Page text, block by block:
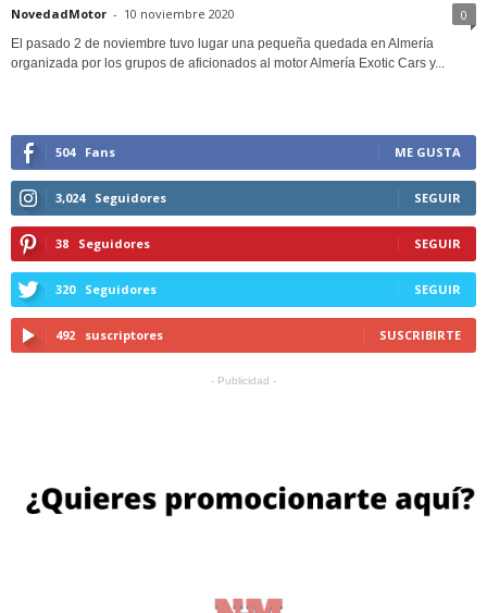
NovedadMotor - 10 noviembre 2020 0
El pasado 2 de noviembre tuvo lugar una pequeña quedada en Almería
organizada por los grupos de aficionados al motor Almería Exotic Cars y...
504 Fans ME GUSTA
3,024 Seguidores SEGUIR
38 Seguidores SEGUIR
320 Seguidores SEGUIR
492 suscriptores SUSCRIBIRTE
- Publicidad -